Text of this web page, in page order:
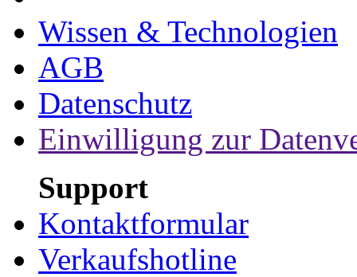
Wissen & Technologien
AGB
Datenschutz
Einwilligung zur
Support
Kontaktformular
Verkaufshotline